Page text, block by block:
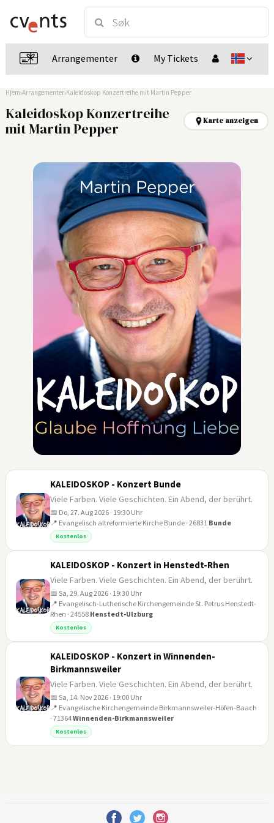
Arrangementer My Tickets
Hjem Arrangementer Kaleidoskop Konzertreihe mit Martin Pepper
Kaleidoskop Konzertreihe
mit Martin Pepper
Karte anzeigen
KALEIDOSKOP - Konzert Bunde
Viele Farben. Viele Geschichten. Ein Abend, der berührt.
📅 Do, 27. Aug 2026 · 19:30 Uhr
📍 Evangelisch altreformierte Kirche Bunde · 26831 Bunde
Kostenlos
KALEIDOSKOP - Konzert in Henstedt-Rhen
Viele Farben. Viele Geschichten. Ein Abend, der berührt.
📅 Sa, 29. Aug 2026 · 19:30 Uhr
📍 Evangelisch-Lutherische Kirchengemeinde St. Petrus Henstedt-
Rhen · 24558 Henstedt-Ulzburg
Kostenlos
KALEIDOSKOP - Konzert in Winnenden-
Birkmannsweiler
Viele Farben. Viele Geschichten. Ein Abend, der berührt.
📅 Sa, 14. Nov 2026 · 19:00 Uhr
📍 Evangelische Kirchengemeinde Birkmannsweiler-Höfen-Baach
· 71364Winnenden-Birkmannsweiler
Kostenlos